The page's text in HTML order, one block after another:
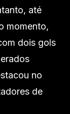
até
momento,
dois gols
no
de